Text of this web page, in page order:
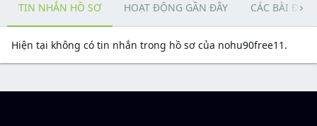
TIN NHẮN HỒ SƠ HOẠT ĐỘNG GẦN ĐÂY CÁC BÀI
Hiện tại không có tin nhắn trong hồ sơ của nohu90free11.